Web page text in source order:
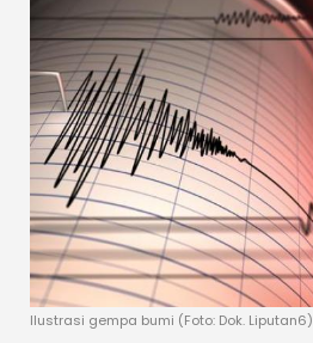
Ilustrasi gempa bumi (Foto: Dok. Liputan6)